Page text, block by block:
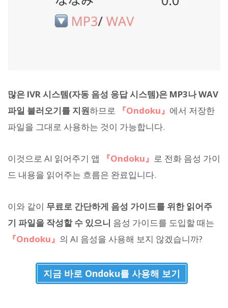
많은 IVR 시스템(자동 음성 응답 시스템)은 MP3나 WAV
파일 불러오기를 지원하므로 『Ondoku』 에서 저장한
파일을 그대로 사용하는 것이 가능합니다.
이것으로 AI 읽어주기 앱 『Ondoku』 로 전화 음성 가이
드 내용을 읽어주는 흐름은 완료입니다.
이와 같이 무료로 간단하게 음성 가이드를 위한 읽어주
기 파일을 작성할 수 있으니 음성 가이드를 도입할 때는
『Ondoku』 의 AI 음성을 사용해 보지 않겠습니까?
지금 바로 Ondoku를 사용해 보기